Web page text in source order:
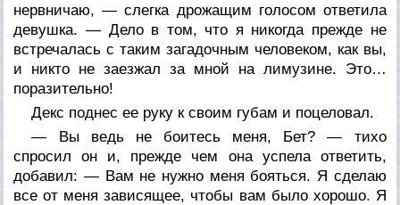
нервничаю, — слегка дрожащим голосом ответила
девушка. — Дело в том, что я никогда прежде не
встречалась с таким загадочным человеком, как вы,
и никто не заезжал за мной на лимузине. Это…
поразительно!
Декс поднес ее руку к своим губам и поцеловал.
— Вы ведь не боитесь меня, Бет? — тихо
спросил он и, прежде чем она успела ответить,
добавил: — Вам не нужно меня бояться. Я сделаю
все от меня зависящее, чтобы вам было хорошо. Я